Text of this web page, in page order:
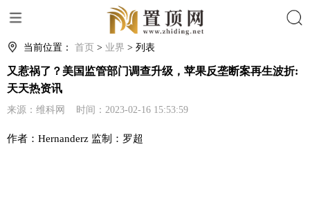
当前位置： 首页 > 业界 > 列表
又惹祸了？美国监管部门调查升级，苹果反垄断案再生波折:
天天热资讯
来源：维科网 时间：2023-02-16 15:53:59
作者：Hernanderz 监制：罗超